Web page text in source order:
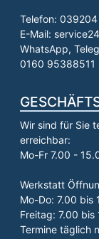
Telefon:
E-Mail:
WhatsApp,
0160 95388511
Wir sind für Sie
erreichbar:
Mo-Fr 7.00 -
Werkstatt
Mo-Do: 7.00 bis
Freitag: 7.00 bis
Termine täglich